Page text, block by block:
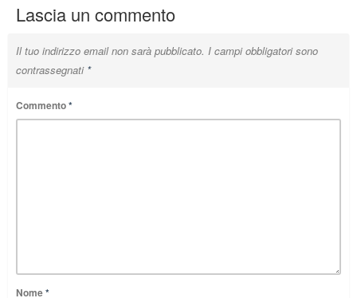
Lascia un commento
Il tuo indirizzo email non sarà pubblicato. I campi obbligatori sono
contrassegnati *
Commento*
Nome*